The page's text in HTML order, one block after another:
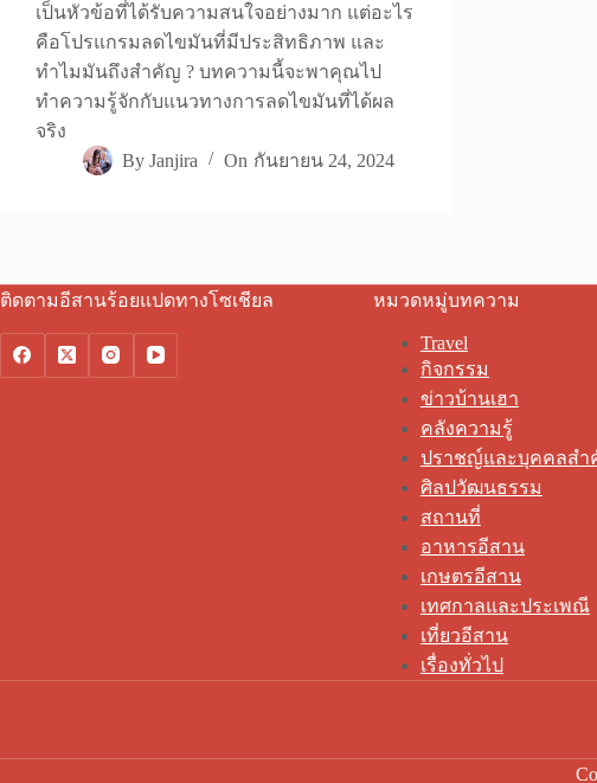
เป็นหัวข้อที่ได้รับความสนใจอย่างมาก แต่อะไร
คือโปรแกรมลดไขมันที่มีประสิทธิภาพ และ
ทำไมมันถึงสำคัญ ? บทความนี้จะพาคุณไป
ทำความรู้จักกับแนวทางการลดไขมันที่ได้ผล
จริง
By Janjira On กันยายน 24, 2024
ติดตามอีสานร้อยแปดทางโซเชียล หมวดหมู่บทความ
Travel
กิจกรรม
ข่าวบ้านเฮา
คลังความรู้
ปราชญ์และบุคคลส
ศิลปวัฒนธรรม
สถานที่
อาหารอีสาน
เกษตรอีสาน
เทศกาลและประเพณี
เที่ยวอีสาน
เรื่องทั่วไป